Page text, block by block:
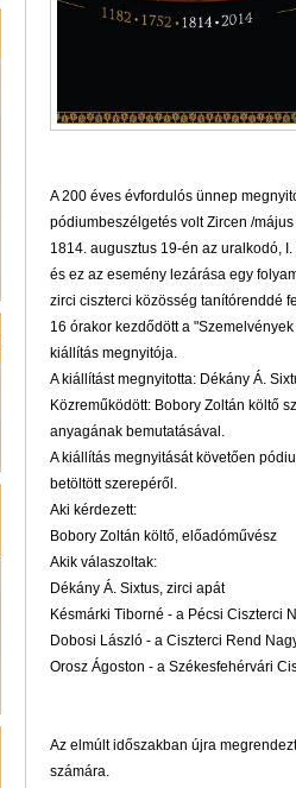
A 200 éves évfordulós ünnep
pódiumbeszélgetés volt Zircen /
1814. augusztus 19-én az uralkodó,
és ez az esemény lezárása egy
zirci ciszterci közösség tanítórenddé
16 órakor kezdődött a
kiállítás megnyitója.
A kiállítást megnyitotta: Dékány Á.
Közreműködött: Bobory Zoltán költő
anyagának bemutatásával.
A kiállítás megnyitását követően
betöltött szerepéről.
Aki kérdezett:
Bobory Zoltán költő, előadóművész
Akik válaszoltak:
Dékány Á. Sixtus, zirci apát
Késmárki Tiborné - a Pécsi Ciszterci
Dobosi László - a Ciszterci Rend
Orosz Ágoston - a Székesfehérvári
Az elmúlt időszakban újra
számára.